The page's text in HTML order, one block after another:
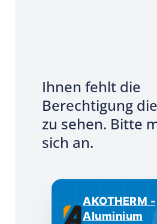
Ihnen fehlt die
Berechtigung
zu sehen. Bitte
sich an.
AKOTHERM -
Aluminium